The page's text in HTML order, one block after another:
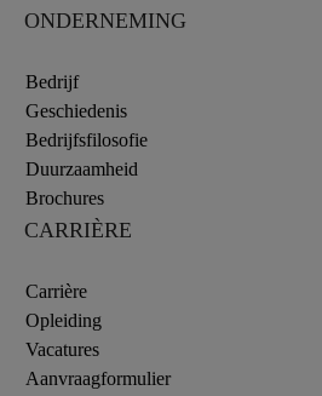
ONDERNEMING
Bedrijf
Geschiedenis
Bedrijfsfilosofie
Duurzaamheid
Brochures
CARRIÈRE
Carrière
Opleiding
Vacatures
Aanvraagformulier